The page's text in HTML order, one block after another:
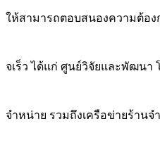
ให้สามารถตอบสนองความต้อง
จเร็ว ได้แก่ ศูนย์วิจัยและพัฒนา
จำหน่าย รวมถึงเครือข่ายร้าน